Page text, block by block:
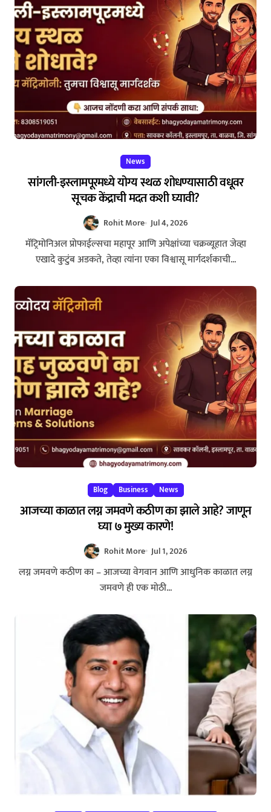
News
सांगली-इस्लामपूरमध्ये योग्य स्थळ शोधण्यासाठी वधूवर
सूचक केंद्राची मदत कशी घ्यावी?
Rohit More Jul 4, 2026
मॅट्रिमोनिअल प्रोफाईल्सचा महापूर आणि अपेक्षांच्या चक्रव्यूहात जेव्हा
एखादे कुटुंब अडकते, तेव्हा त्यांना एका विश्वासू मार्गदर्शकाची...
Blog Business News
आजच्या काळात लग्न जमवणे कठीण का झाले आहे? जाणून
घ्या ७ मुख्य कारणे!
Rohit More Jul 1, 2026
लग्न जमवणे कठीण का – आजच्या वेगवान आणि आधुनिक काळात लग्न
जमवणे ही एक मोठी...